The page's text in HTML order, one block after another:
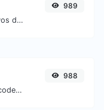
Converta facilmente arquivos de imagem JPG para ICO.
989
Envie uma imagem de QR code e extraia os dados.
988